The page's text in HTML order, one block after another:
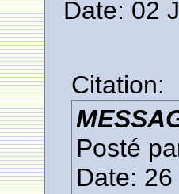
Date: 02
Citation:
Posté
Date: